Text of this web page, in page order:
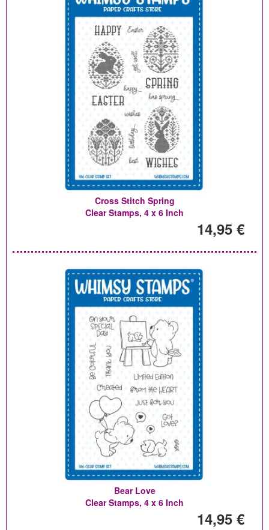
Cross Stitch Spring
Clear Stamps, 4 x 6 Inch
14,95 €
Bear Love
Clear Stamps, 4 x 6 Inch
14,95 €